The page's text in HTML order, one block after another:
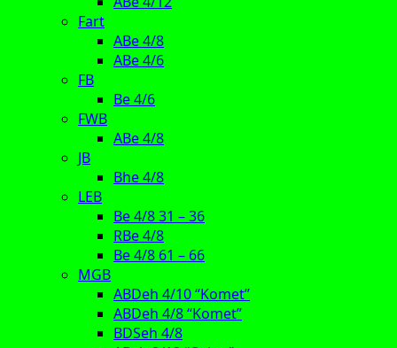
Fart
ABe 4/8
ABe 4/6
FB
Be 4/6
FWB
ABe 4/8
JB
Bhe 4/8
LEB
Be 4/8 31 – 36
RBe 4/8
Be 4/8 61 – 66
MGB
ABDeh 4/10 “Komet”
ABDeh 4/8 “Komet”
BDSeh 4/8